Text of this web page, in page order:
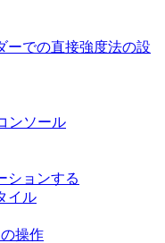
ーでの直接強度法の設
ンソール
ションする
イル
操作